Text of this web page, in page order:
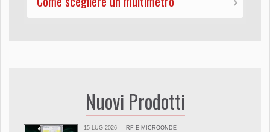
Nuovi Prodotti
15 LUG 2026 RF E MICROONDE